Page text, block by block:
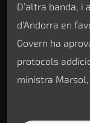
D’altra banda, i
d’Andorra en
Govern ha
protocols
ministra